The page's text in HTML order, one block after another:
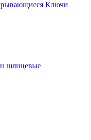
Ключи
шлицевые